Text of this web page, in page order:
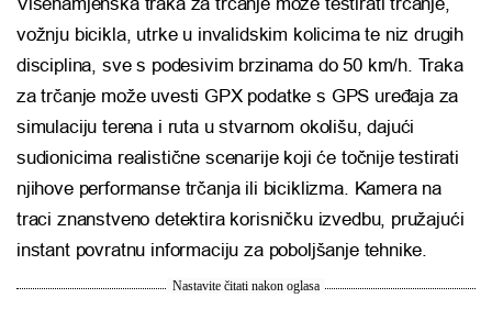
vožnju bicikla, utrke u invalidskim kolicima te niz drugih
disciplina, sve s podesivim brzinama do 50 km/h. Traka
za trčanje može uvesti GPX podatke s GPS uređaja za
simulaciju terena i ruta u stvarnom okolišu, dajući
sudionicima realistične scenarije koji će točnije testirati
njihove performanse trčanja ili biciklizma. Kamera na
traci znanstveno detektira korisničku izvedbu, pružajući
instant povratnu informaciju za poboljšanje tehnike.
Nastavite čitati nakon oglasa